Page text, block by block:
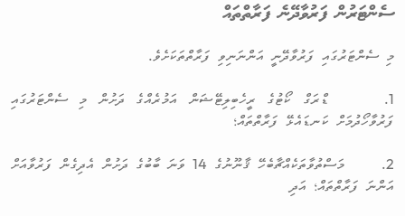
ސެންޓަރުން ފަރުވާދޭނެ ފަރާތްތައް
މި ސެންޓަރުގައި ފަރުވާދޭނީ އަންނަނިވި ފަރާތްތަކަށެވެ.
1. ޑްރަގް ކޯޓުގެ ރީހެބިލިޓޭޝަން އަމުރެއްގެ ދަށުން މި ސެންޓަރުގައި
ފަރުވާހޯދުމަށް ކަނޑައެޅޭ ފަރާތްތައް؛
2. މަސްތުވާތަކެއްޗާބެހޭ ޤާނޫނުގެ 14 ވަނަ ބާބުގެ ދަށުން އެދިގެން ފަރުވާއަށް
އަންނަ ފަރާތްތައް؛ އަދި